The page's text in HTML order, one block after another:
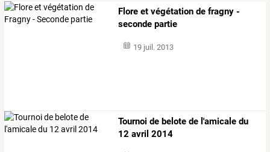
Flore et végétation de fragny -
seconde partie
19 juil. 2013
Tournoi de belote de l'amicale du
12 avril 2014